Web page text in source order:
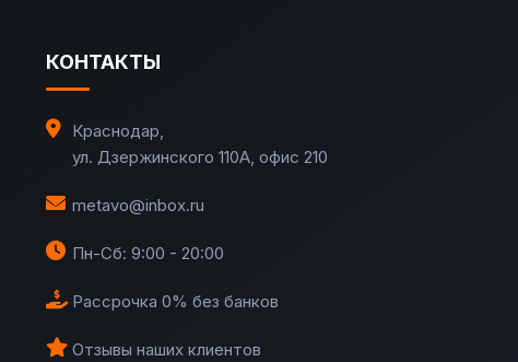
КОНТАКТЫ
Краснодар,
ул. Дзержинского 110А, офис 210
metavo@inbox.ru
Пн-Сб: 9:00 - 20:00
Рассрочка 0% без банков
Отзывы наших клиентов